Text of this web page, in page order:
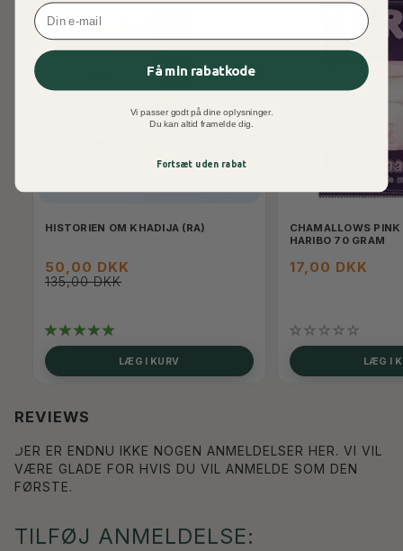
HISTORIEN OM KHADIJA (RA)
50,00 DKK
135,00 DKK
LÆG I KURV
CHAMALLOWS
HARIBO 70 GRAM
17,00 DKK
LÆG I
REVIEWS
DER ER ENDNU IKKE NOGEN ANMELDELSER HER. VI VIL
VÆRE GLADE FOR HVIS DU VIL ANMELDE SOM DEN
FØRSTE.
TILFØJ ANMELDELSE:
Email
Få min rabatkode
Vi passer godt på dine oplysninger.
Du kan altid framelde dig.
Fortsæt uden rabat